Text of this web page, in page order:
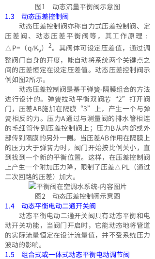
图1 动态流量平衡阀示意图
1.3 动态压差控制阀
动态压差控制阀亦称自力式压差控制阀、定
压差阀、动态压差平衡阀等，其工作原理：
△P=（q/Kv） 2。其阀体可设定压差值，通过调
整阀门自身的开度，能自动将系统两个关键点之
间的压差恒定在设定压差值。动态压差控制阀示
例如图2所示。
动态压差控制阀是基于弹簧-隔膜组合的方法
进行设计的。弹簧拉动平衡双阀芯“2”打开阀
门，压差AB施加在隔膜“3”上，产生一个与弹
簧相反的力。压力A通过与测量阀的排水管相连
的毛细管传到压差控制阀上；压力B从内部或外
部传到隔膜的另外一侧。当压差AB作用在隔膜上
的压力大于弹簧力时，阀门开始按比例关小，直
到找到一个新的平衡位置。这样，在压差控制阀
上产生一个附加压力降，限制了压差△PL（通过
二次回路的压差）加大。
图2 动态压差控制阀示意图
1.4 动态平衡电动二通开关阀
动态平衡电动二通开关阀具有动态平衡和电
动开关功能，当阀门开启时，它能动态地将管道
的实际流量恒定在设计流量值，并不受系统压力
波动的影响。
1.5 组合式或一体式动态平衡电动调节阀